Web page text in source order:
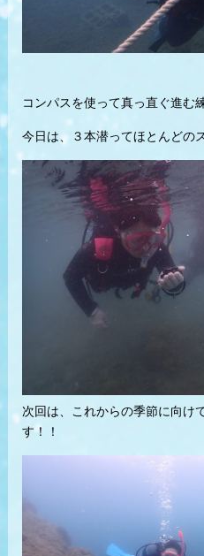
コンパスを使って真っ直ぐ進む
今日は、３本潜ってほとんどの
次回は、これからの季節に向け
す！！